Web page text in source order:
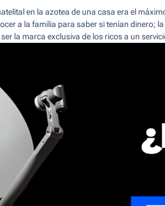
en la azotea de una casa era el
a la familia para saber si tenían dinero;
la marca exclusiva de los ricos a un